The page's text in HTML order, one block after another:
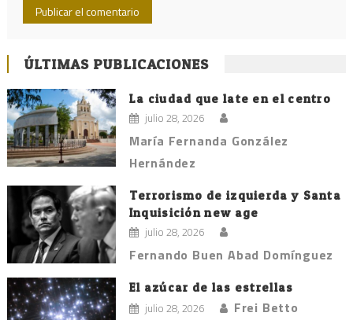
ÚLTIMAS PUBLICACIONES
La ciudad que late en el centro
julio 28, 2026
María Fernanda González
Hernández
Terrorismo de izquierda y Santa
Inquisición new age
julio 28, 2026
Fernando Buen Abad Domínguez
El azúcar de las estrellas
julio 28, 2026 Frei Betto